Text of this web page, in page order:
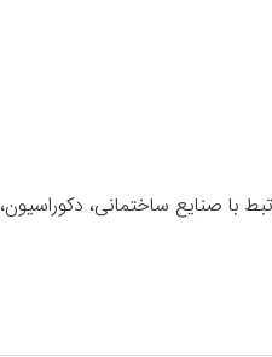
با صنایع ساختمانی، دکوراسیون،